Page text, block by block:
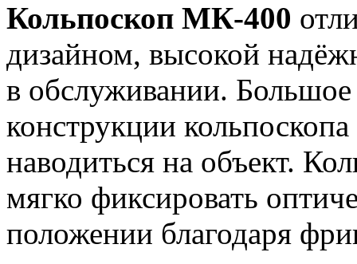
Кольпоскоп МК-400
дизайном, высокой
в обслуживании. Большое
конструкции
наводиться на объект.
мягко фиксировать
положении благодаря